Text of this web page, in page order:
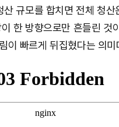
산 규모를 합치면 전체 청산
한 방향으로만 흔들린 것
이 빠르게 뒤집혔다는 의미